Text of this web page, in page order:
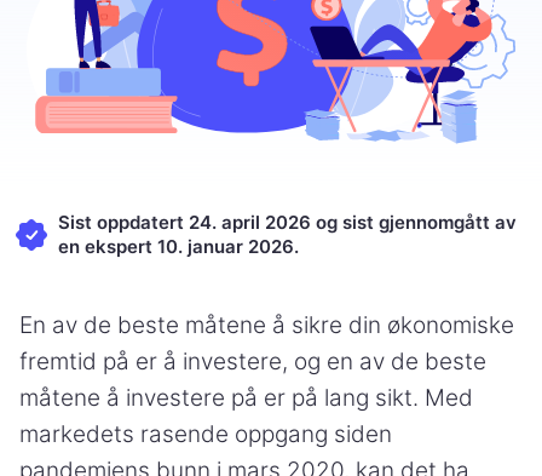
Sist oppdatert 24. april 2026 og sist gjennomgått av
en ekspert 10. januar 2026.
En av de beste måtene å sikre din økonomiske
fremtid på er å investere, og en av de beste
måtene å investere på er på lang sikt. Med
markedets rasende oppgang siden
pandemiens bunn i mars 2020, kan det ha